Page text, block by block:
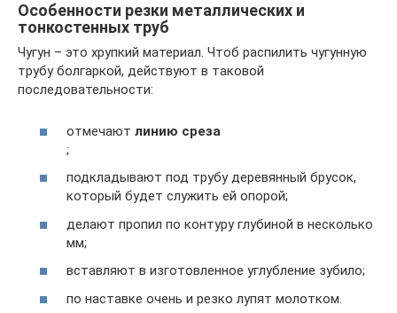
Особенности резки металлических и
тонкостенных труб
Чугун – это хрупкий материал. Чтоб распилить чугунную
трубу болгаркой, действуют в таковой
последовательности:
отмечают линию среза
;
подкладывают под трубу деревянный брусок,
который будет служить ей опорой;
делают пропил по контуру глубиной в несколько
мм;
вставляют в изготовленное углубление зубило;
по наставке очень и резко лупят молотком.